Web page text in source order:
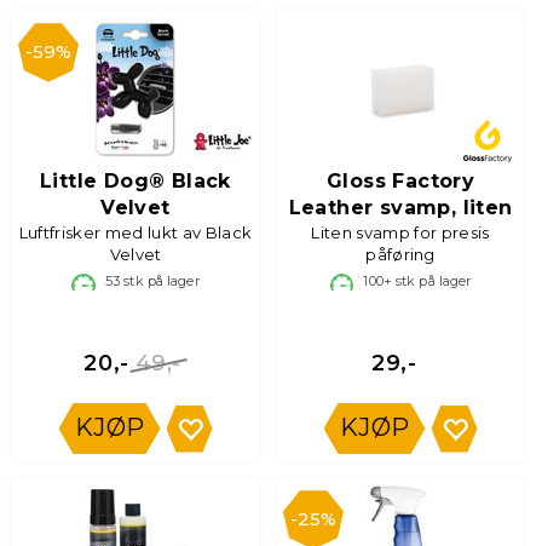
59%
Little Dog® Black
Velvet
Luftfrisker med lukt av Black
Velvet
53 stk på lager
49,-
20,-
KJØP
Gloss Factory
Leather svamp, liten
Liten svamp for presis
påføring
100+ stk på lager
29,-
KJØP
25%